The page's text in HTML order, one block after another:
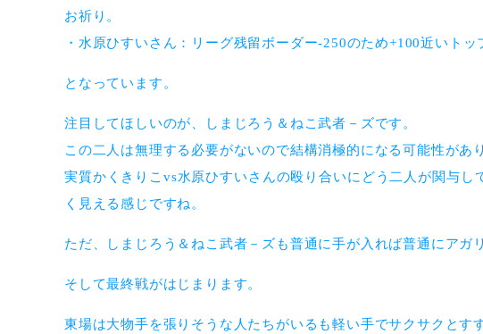
お祈り。
・水原ひすいさん：リーグ残留ボーダー-250のため+100近いトッ
となっています。
注目してほしいのが、しまじろう＆ねこ武者－ズです。
この二人は無理する必要がないので結構消極的になる可能性があ
実質かくきりこvs水原ひすいさんの殴り合いにどう二人が関与
く見える感じですね。
ただ、しまじろう＆ねこ武者－ズも普通に手が入れば普通にアガ
そして最終戦がはじまります。
東場は大物手を張りそうな人たちがいるも軽い手でサクサクとす